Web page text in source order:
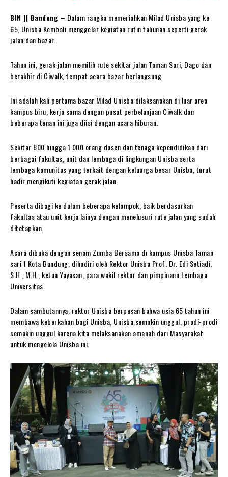
BIN || Bandung – Dalam rangka memeriahkan Milad Unisba yang ke
65, Unisba Kembali menggelar kegiatan rutin tahunan seperti gerak
jalan dan bazar.
Tahun ini, gerak jalan memilih rute sekitar jalan Taman Sari, Dago dan
berakhir di Ciwalk, tempat acara bazar berlangsung.
Ini adalah kali pertama bazar Milad Unisba dilaksanakan di luar area
kampus biru, kerja sama dengan pusat perbelanjaan Ciwalk dan
beberapa tenan ini juga diisi dengan acara hiburan.
Sekitar 800 hingga 1.000 orang dosen dan tenaga kependidikan dari
berbagai fakultas, unit dan lembaga di lingkungan Unisba serta
lembaga komunitas yang terkait dengan keluarga besar Unisba, turut
hadir mengikuti kegiatan gerak jalan.
Peserta dibagi ke dalam beberapa kelompok, baik berdasarkan
fakultas atau unit kerja lainya dengan menelusuri rute jalan yang sudah
ditetapkan.
Acara dibuka dengan senam Zumba Bersama di kampus Unisba Taman
sari 1 Kota Bandung, dihadiri oleh Rektor Unisba Prof. Dr. Edi Setiadi,
S.H., M.H., ketua Yayasan, para wakil rektor dan pimpinann Lembaga
Universitas.
Dalam sambutannya, rektor Unisba berpesan bahwa usia 65 tahun ini
membawa keberkahan bagi Unisba, Unisba semakin unggul, prodi-prodi
semakin unggul karena kita melaksanakan amanah dari Masyarakat
untuk mengelola Unisba ini.